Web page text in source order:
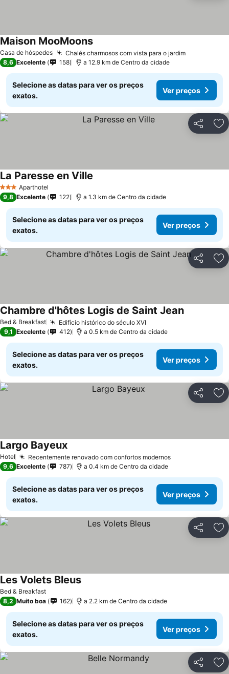
Casa de hóspedes Chalés charmosos com vista para o jardimVer preços
Maison MooMoonsVer preços
8,6 Excelente 158 a 12.9 km de Centro da cidade
Selecione as datas para ver os preços
exatos.
Ver preços
Partilhar
3 EstrelasAparthotel
La Paresse en Ville
9,8 Excelente 122 a 1.3 km de Centro da cidade
Selecione as datas para ver os preços
exatos.
Ver preços
Partilhar
Bed & Breakfast Edifício histórico do século XVIVer preços
Chambre d'hôtes Logis de Saint JeanVer preços
9,1 Excelente 412 a 0.5 km de Centro da cidade
Selecione as datas para ver os preços
exatos.
Ver preços
Partilhar
Hotel Recentemente renovado com confortos modernosVer preços
Largo BayeuxVer preços
9,6 Excelente 787 a 0.4 km de Centro da cidade
Selecione as datas para ver os preços
exatos.
Ver preços
Partilhar
Bed & Breakfast
Les Volets BleusVer preços
8,2 Muito boa 162 a 2.2 km de Centro da cidade
Selecione as datas para ver os preços
exatos.
Ver preços
Partilhar